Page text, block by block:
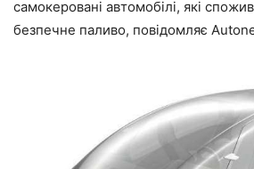
самокеровані автомобілі, які
безпечне паливо, повідомляє